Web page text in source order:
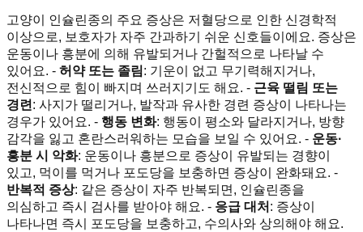
고양이 인슐린종의 주요 증상은 저혈당으로 인한 신경학적
이상으로, 보호자가 자주 간과하기 쉬운 신호들이에요. 증상은
운동이나 흥분에 의해 유발되거나 간헐적으로 나타날 수
있어요. - 허약 또는 졸림: 기운이 없고 무기력해지거나,
전신적으로 힘이 빠지며 쓰러지기도 해요. - 근육 떨림 또는
경련 : 사지가 떨리거나, 발작과 유사한 경련 증상이 나타나는
경우가 있어요. - 행동 변화: 행동이 평소와 달라지거나, 방향
감각을 잃고 혼란스러워하는 모습을 보일 수 있어요. - 운동·
흥분 시 악화: 운동이나 흥분으로 증상이 유발되는 경향이
있고, 먹이를 먹거나 포도당을 보충하면 증상이 완화돼요. -
반복적 증상: 같은 증상이 자주 반복되면, 인슐린종을
의심하고 즉시 검사를 받아야 해요. - 응급 대처 : 증상이
나타나면 즉시 포도당을 보충하고, 수의사와 상의해야 해요.